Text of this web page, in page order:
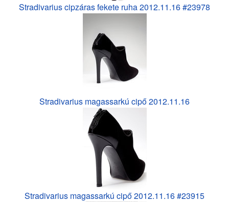
Stradivarius cipzáras fekete ruha 2012.11.16 #23978
Stradivarius magassarkú cipő 2012.11.16
Stradivarius magassarkú cipő 2012.11.16 #23915